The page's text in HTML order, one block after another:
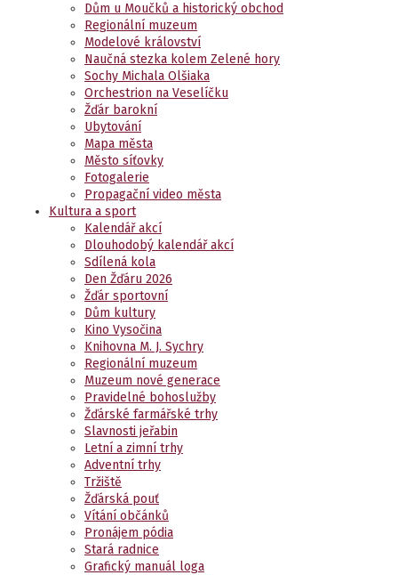
Dům u Moučků a historický obchod
Regionální muzeum
Modelové království
Naučná stezka kolem Zelené hory
Sochy Michala Olšiaka
Orchestrion na Veselíčku
Žďár barokní
Ubytování
Mapa města
Město síťovky
Fotogalerie
Propagační video města
Kultura a sport
Kalendář akcí
Dlouhodobý kalendář akcí
Sdílená kola
Den Žďáru 2026
Žďár sportovní
Dům kultury
Kino Vysočina
Knihovna M. J. Sychry
Regionální muzeum
Muzeum nové generace
Pravidelné bohoslužby
Žďárské farmářské trhy
Slavnosti jeřabin
Letní a zimní trhy
Adventní trhy
Tržiště
Žďárská pouť
Vítání občánků
Pronájem pódia
Stará radnice
Grafický manuál loga